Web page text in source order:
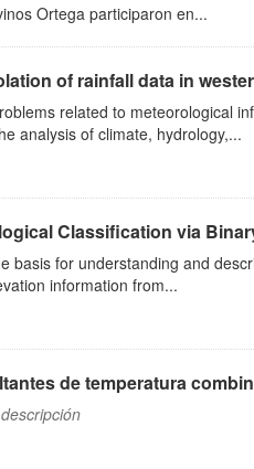
Ortega participaron en...
of rainfall data in
related to meteorological
analysis of climate, hydrology,...
Classification via
basis for understanding and
information from...
de temperatura